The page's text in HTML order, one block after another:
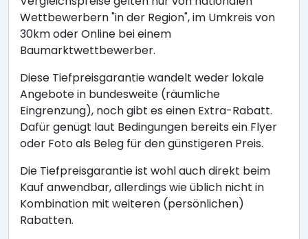
Wettbewerbern "in der Region", im Umkreis von
30km oder Online bei einem
Baumarktwettbewerber.
Diese Tiefpreisgarantie wandelt weder lokale
Angebote in bundesweite (räumliche
Eingrenzung), noch gibt es einen Extra-Rabatt.
Dafür genügt laut Bedingungen bereits ein Flyer
oder Foto als Beleg für den günstigeren Preis.
Die Tiefpreisgarantie ist wohl auch direkt beim
Kauf anwendbar, allerdings wie üblich nicht in
Kombination mit weiteren (persönlichen)
Rabatten.